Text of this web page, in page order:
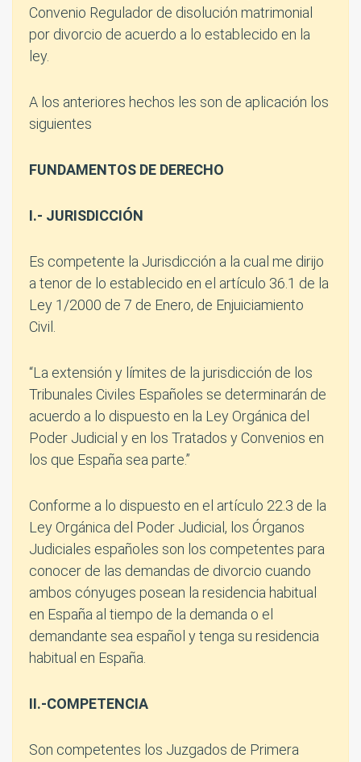
Convenio Regulador de disolución matrimonial
por divorcio de acuerdo a lo establecido en la
ley.
A los anteriores hechos les son de aplicación los
siguientes
FUNDAMENTOS DE DERECHO
I.- JURISDICCIÓN
Es competente la Jurisdicción a la cual me dirijo
a tenor de lo establecido en el artículo 36.1 de la
Ley 1/2000 de 7 de Enero, de Enjuiciamiento
Civil.
“La extensión y límites de la jurisdicción de los
Tribunales Civiles Españoles se determinarán de
acuerdo a lo dispuesto en la Ley Orgánica del
Poder Judicial y en los Tratados y Convenios en
los que España sea parte.”
Conforme a lo dispuesto en el artículo 22.3 de la
Ley Orgánica del Poder Judicial, los Órganos
Judiciales españoles son los competentes para
conocer de las demandas de divorcio cuando
ambos cónyuges posean la residencia habitual
en España al tiempo de la demanda o el
demandante sea español y tenga su residencia
habitual en España.
II.-COMPETENCIA
Son competentes los Juzgados de Primera